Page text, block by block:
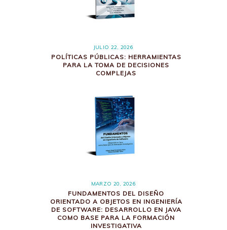
JULIO 22, 2026
POLÍTICAS PÚBLICAS: HERRAMIENTAS
PARA LA TOMA DE DECISIONES
COMPLEJAS
MARZO 20, 2026
FUNDAMENTOS DEL DISEÑO
ORIENTADO A OBJETOS EN INGENIERÍA
DE SOFTWARE: DESARROLLO EN JAVA
COMO BASE PARA LA FORMACIÓN
INVESTIGATIVA